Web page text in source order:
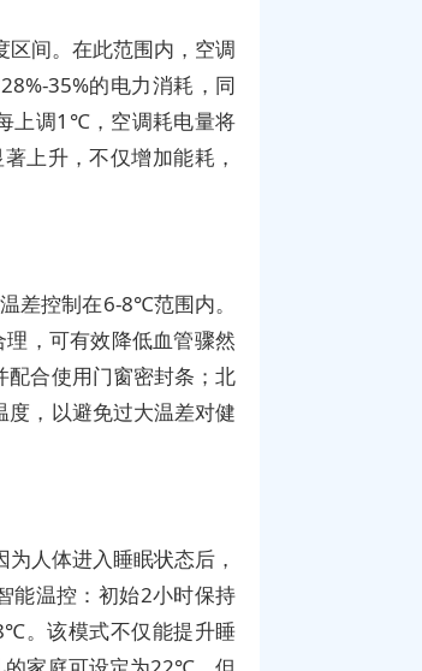
间。在此范围内，空调
35%的电力消耗，同
上调1℃，空调耗电量将
上升，不仅增加能耗，
差控制在6-8℃范围内。
，可有效降低血管骤然
合使用门窗密封条；北
，以避免过大温差对健
人体进入睡眠状态后，
能温控：初始2小时保持
。该模式不仅能提升睡